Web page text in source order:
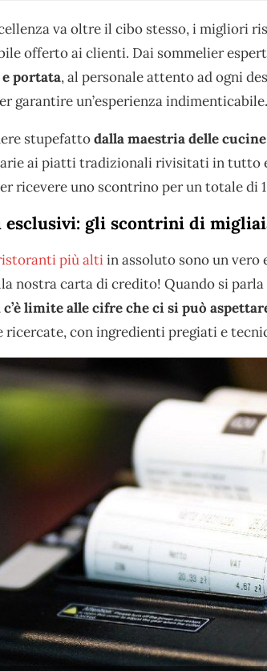
va oltre il cibo stesso, i migliori
offerto ai clienti. Dai sommelier
portata, al personale attento ad ogni
garantire un’esperienza indimenticabile.
stupefattodalla maestria delle
ai piatti tradizionali rivisitati in tutto
ricevere uno scontrino per un totale di
esclusivi: gli scontrini di
più altiin assoluto sono un
nostra carta di credito! Quando si
limite alle cifre che ci si può
ricercate, con ingredienti pregiati e